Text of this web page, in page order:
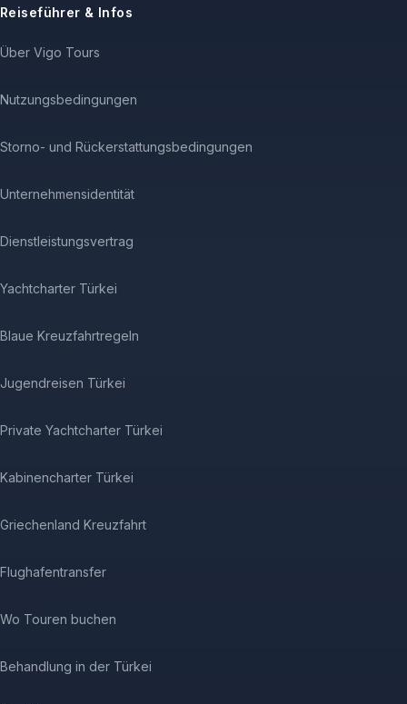
Reiseführer & Infos
Über Vigo Tours
Nutzungsbedingungen
Storno- und Rückerstattungsbedingungen
Unternehmensidentität
Dienstleistungsvertrag
Yachtcharter Türkei
Blaue Kreuzfahrtregeln
Jugendreisen Türkei
Private Yachtcharter Türkei
Kabinencharter Türkei
Griechenland Kreuzfahrt
Flughafentransfer
Wo Touren buchen
Behandlung in der Türkei